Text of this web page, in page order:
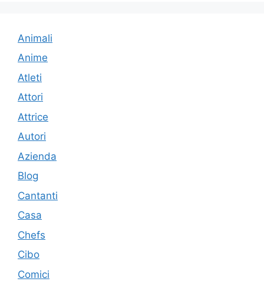
Animali
Anime
Atleti
Attori
Attrice
Autori
Azienda
Blog
Cantanti
Casa
Chefs
Cibo
Comici